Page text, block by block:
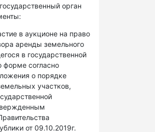
орган
в аукционе на право
аренды земельного
в государственной
форме согласно
о порядке
участков,
от 09.10.2019г.